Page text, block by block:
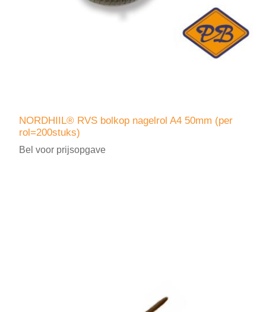
NORDHIIL® RVS bolkop nagelrol A4 50mm (per
rol=200stuks)
Bel voor prijsopgave